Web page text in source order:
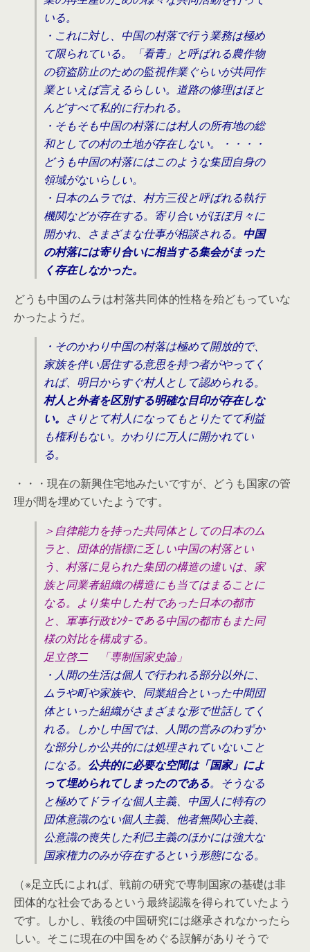
いる。
・これに対し、中国の村落で行う業務は極め
て限られている。「看青」と呼ばれる農作物
の窃盗防止のための監視作業ぐらいが共同作
業といえば言えるらしい。道路の修理はほと
んどすべて私的に行われる。
・そもそも中国の村落には村人の所有地の総
和としての村の土地が存在しない。・・・・
どうも中国の村落にはこのような集団自身の
領域がないらしい。
・日本のムラでは、村方三役と呼ばれる執行
機関などが存在する。寄り合いがほぼ月々に
開かれ、さまざまな仕事が相談される。 中国
の村落には寄り合いに相当する集会がまった
く存在しなかった。
どうも中国のムラは村落共同体的性格を殆どもっていな
かったようだ。
・そのかわり中国の村落は極めて開放的で、
家族を伴い居住する意思を持つ者がやってく
れば、明日からすぐ村人として認められる。
村人と外者を区別する明確な目印が存在しな
い。 さりとて村人になってもとりたてて利益
も権利もない。かわりに万人に開かれてい
る。
・・・現在の新興住宅地みたいですが、どうも国家の管
理が間を埋めていたようです。
＞自律能力を持った共同体としての日本のム
ラと、団体的指標に乏しい中国の村落とい
う、村落に見られた集団の構造の違いは、家
族と同業者組織の構造にも当てはまることに
なる。より集中した村であった日本の都市
と、軍事行政ｾﾝﾀｰである中国の都市もまた同
様の対比を構成する。
足立啓二 「専制国家史論」
・人間の生活は個人で行われる部分以外に、
ムラや町や家族や、同業組合といった中間団
体といった組織がさまざまな形で世話してく
れる。しかし中国では、人間の営みのわずか
な部分しか公共的には処理されていないこと
になる。 公共的に必要な空間は「国家」によ
って埋められてしまったのである。そうなる
と極めてドライな個人主義、中国人に特有の
団体意識のない個人主義、他者無関心主義、
公意識の喪失した利己主義のほかには強大な
国家権力のみが存在するという形態になる。
（※足立氏によれば、戦前の研究で専制国家の基礎は非
団体的な社会であるという最終認識を得られていたよう
です。しかし、戦後の中国研究には継承されなかったら
しい。そこに現在の中国をめぐる誤解がありそうで